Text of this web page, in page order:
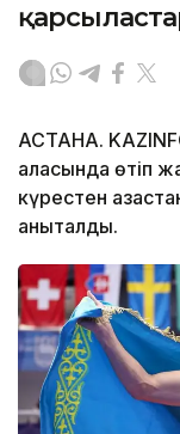
АСТАНА.
қаласында өтіп
күрестен
анықталды.